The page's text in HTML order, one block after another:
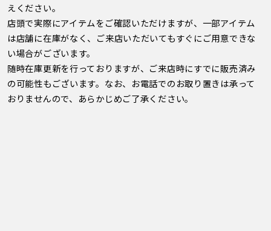
えください。
店頭で実際にアイテムをご確認いただけますが、一部アイテム
は店舗に在庫がなく、ご来店いただいてもすぐにご用意できな
い場合がございます。
随時在庫更新を行っておりますが、ご来店時にすでに販売済み
の可能性もございます。なお、お電話でのお取り置きは承って
おりませんので、あらかじめご了承ください。